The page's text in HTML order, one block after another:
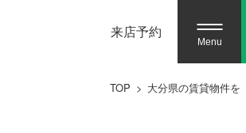
来店予約
Menu
TOP 大分県の賃貸物件を